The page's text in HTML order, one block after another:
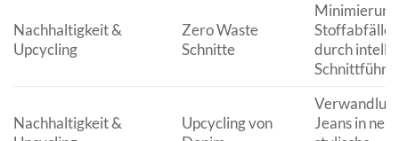
Nachhaltigkeit &
Upcycling
Zero Waste
Schnitte
Stoffabfällen
durch
Nachhaltigkeit &
Upcycling von
Jeans in